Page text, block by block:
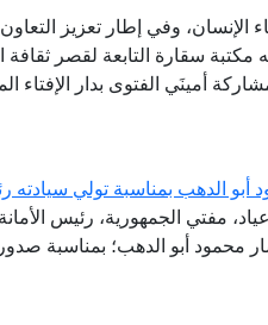
الإنسان، وفي إطار تعزيز
سقارة التابعة لقصر ثقافة
أمينَي الفتوى بدار
أبو الدهب بمناسبة تولي سيادته
مفتي الجمهورية، رئيس
محمود أبو الدهب؛ بمناسبة